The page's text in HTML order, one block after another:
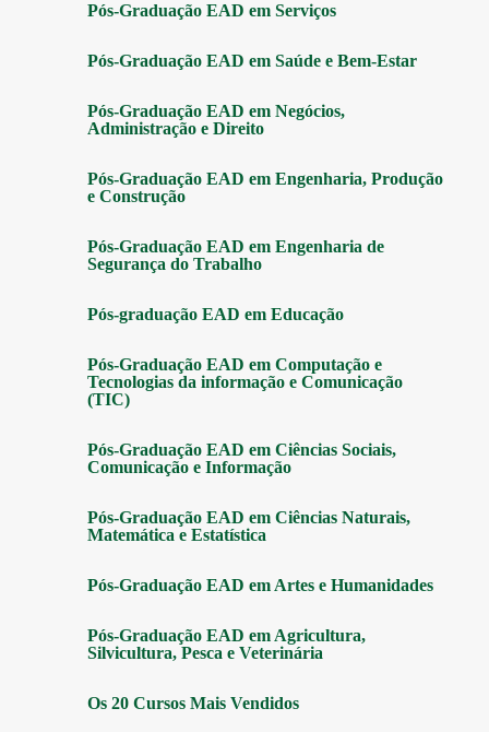
Pós-Graduação EAD em Serviços
Pós-Graduação EAD em Saúde e Bem-Estar
Pós-Graduação EAD em Negócios,
Administração e Direito
Pós-Graduação EAD em Engenharia, Produção
e Construção
Pós-Graduação EAD em Engenharia de
Segurança do Trabalho
Pós-graduação EAD em Educação
Pós-Graduação EAD em Computação e
Tecnologias da informação e Comunicação
(TIC)
Pós-Graduação EAD em Ciências Sociais,
Comunicação e Informação
Pós-Graduação EAD em Ciências Naturais,
Matemática e Estatística
Pós-Graduação EAD em Artes e Humanidades
Pós-Graduação EAD em Agricultura,
Silvicultura, Pesca e Veterinária
Os 20 Cursos Mais Vendidos